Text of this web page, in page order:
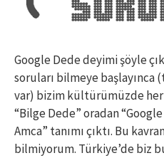
Google Dede deyimi şöyle
soruları bilmeye
var) bizim kültürümüzde her
“Bilge Dede” oradan
Amca” tanımı çıktı. Bu
bilmiyorum. Türkiye’de biz